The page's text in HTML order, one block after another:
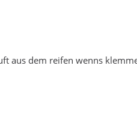
aus dem reifen wenns